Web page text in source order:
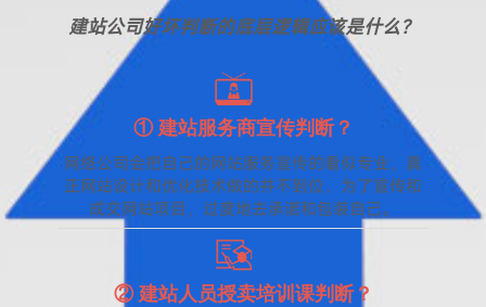
建站公司好坏判断的底层逻辑应该是什么？
① 建站服务商宣传判断？
网络公司会把自己的网站服务宣传的看似专业，真
正网站设计和优化技术做的并不到位，为了宣传和
成交网站项目，过度地去承诺和包装自己。
② 建站人员授卖培训课判断？